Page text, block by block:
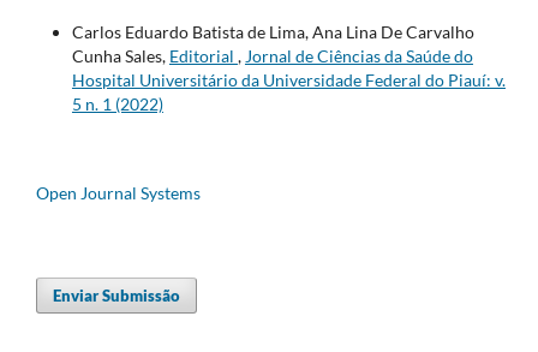
Carlos Eduardo Batista de Lima, Ana Lina De Carvalho
Cunha Sales, Editorial , Jornal de Ciências da Saúde do
Hospital Universitário da Universidade Federal do Piauí: v.
5 n. 1 (2022)
Open Journal Systems
Enviar Submissão